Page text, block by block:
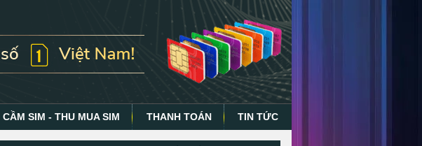
CẦM SIM - THU MUA SIM THANH TOÁN TIN TỨC